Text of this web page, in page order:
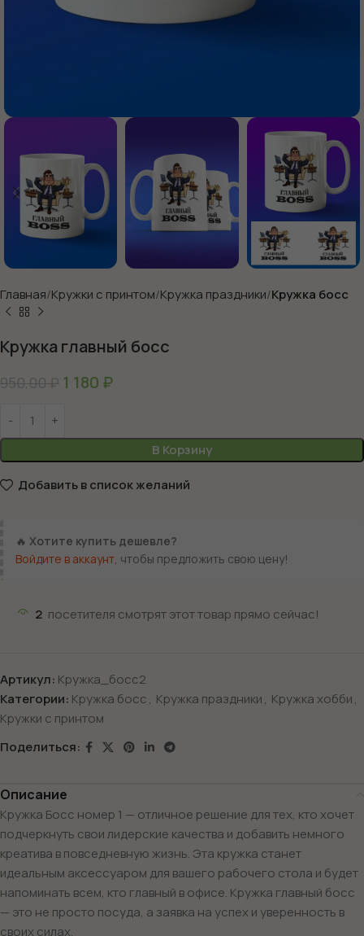
Главная Кружки с принтом Кружка праздники Кружка босс
Кружка главный босс
950,00₽ 1 180 ₽
В Корзину
Добавить в список желаний
🔥 Хотите купить дешевле?
Войдите в аккаунт , чтобы предложить свою цену!
2 посетителя смотрят этот товар прямо сейчас!
Артикул: Кружка_босс2
Категории: Кружка босс, Кружка праздники, Кружка хобби,
Кружки с принтом
Поделиться:
Описание
Кружка Босс номер 1 — отличное решение для тех, кто хочет
подчеркнуть свои лидерские качества и добавить немного
креатива в повседневную жизнь. Эта кружка станет
идеальным аксессуаром для вашего рабочего стола и будет
напоминать всем, кто главный в офисе. Кружка главный босс
— это не просто посуда, а заявка на успех и уверенность в
своих силах.